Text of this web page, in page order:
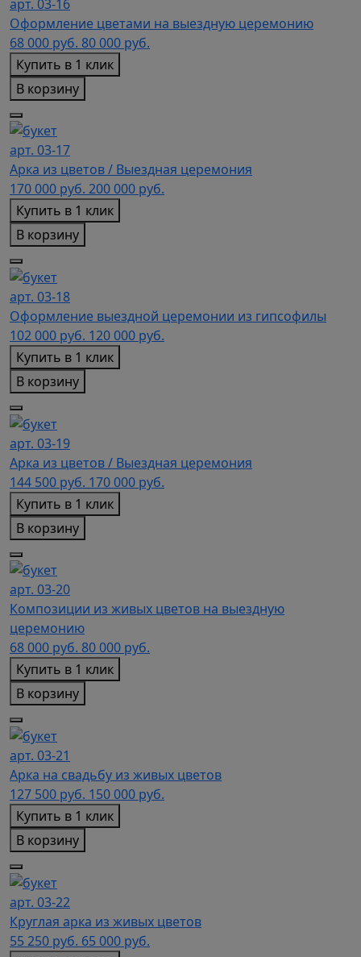
арт. 03-16
Оформление цветами на выездную церемонию
68 000 руб. 80 000 руб.
Купить в 1 клик
В корзину
арт. 03-17
Арка из цветов / Выездная церемония
170 000 руб. 200 000 руб.
Купить в 1 клик
В корзину
арт. 03-18
Оформление выездной церемонии из гипсофилы
102 000 руб. 120 000 руб.
Купить в 1 клик
В корзину
арт. 03-19
Арка из цветов / Выездная церемония
144 500 руб. 170 000 руб.
Купить в 1 клик
В корзину
арт. 03-20
Композиции из живых цветов на выездную
церемонию
68 000 руб. 80 000 руб.
Купить в 1 клик
В корзину
арт. 03-21
Арка на свадьбу из живых цветов
127 500 руб. 150 000 руб.
Купить в 1 клик
В корзину
арт. 03-22
Круглая арка из живых цветов
55 250 руб. 65 000 руб.